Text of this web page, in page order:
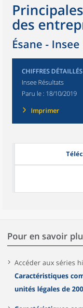
des
Ésane -
CHIFFRES DÉTAILLÉS
Insee Résultats
Paru le : 18/10/2019
Imprimer
Pour en savoir
Accéder aux séries
Caractéristiques
unités légales de